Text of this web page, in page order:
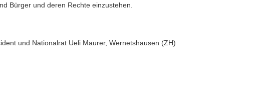
Bürger und deren Rechte einzustehen.
und Nationalrat Ueli Maurer, Wernetshausen (ZH)